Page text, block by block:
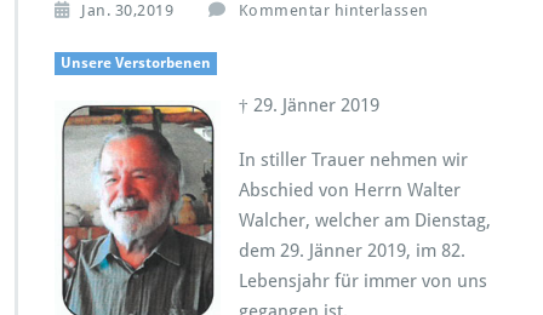
Jan. 30,2019 Kommentar hinterlassen
Unsere Verstorbenen
† 29. Jänner 2019
In stiller Trauer nehmen wir
Abschied von Herrn Walter
Walcher, welcher am Dienstag,
dem 29. Jänner 2019, im 82.
Lebensjahr für immer von uns